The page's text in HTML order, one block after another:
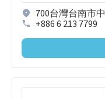
700台灣台南市
+886 6 213 7799